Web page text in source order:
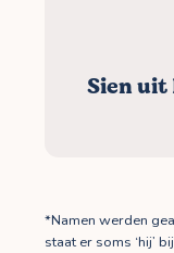
Sien uit
*Namen werden
staat er soms ‘hij’